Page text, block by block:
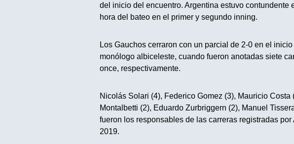
del inicio del encuentro. Argentina estuvo contundente
hora del bateo en el primer y segundo inning.
Los Gauchos cerraron con un parcial de 2-0 en el
monólogo albiceleste, cuando fueron anotadas siete
once, respectivamente.
Nicolás Solari (4), Federico Gomez (3), Mauricio
Montalbetti (2), Eduardo Zurbriggern (2), Manuel
fueron los responsables de las carreras registradas
2019.